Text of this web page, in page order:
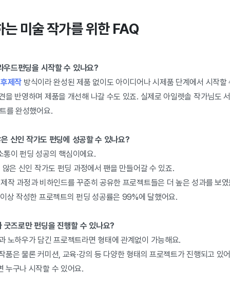
는 미술 작가를 위한 FAQ
우드펀딩을 시작할 수 있나요?
제작 방식이라 완성된 제품 없이도 아이디어나 시제품 단계에서 시작할
을 반영하며 제품을 개선해 나갈 수도 있죠. 실제로 아일렛솔 작가님도
를 완성했어요.
신인 작가도 펀딩에 성공할 수 있나요?
이 펀딩 성공의 핵심이에요.
은 신인 작가도 펀딩 과정에서 팬을 만들어갈 수 있죠.
작 과정과 비하인드를 꾸준히 공유한 프로젝트들은 더 높은 성과를 보
상 작성한 프로젝트의 펀딩 성공률은 99%에 달했어요.
즈로만 펀딩을 진행할 수 있나요?
노하우가 담긴 프로젝트라면 형태에 관계없이 가능해요.
품은 물론 커미션, 교육·강의 등 다양한 형태의 프로젝트가 진행되고 있
누구나 시작할 수 있어요.